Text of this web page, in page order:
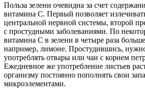
Польза зелени очевидна за счет
витамина С. Первый позволяет
центральной нервной системы, второй
с простудными заболеваниями. По
витамина С в зелени в четыре раза
например, лимоне. Простудившись,
употреблять отвары или чаи с корнем
Ежедневное же употребление листьев
организму постоянно пополнять свои
микроэлементами.